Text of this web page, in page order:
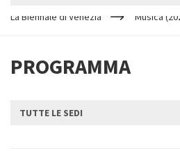
ARE
La Biennale di Venezia Musica
PROGRAMMA
TUTTE LE SEDI